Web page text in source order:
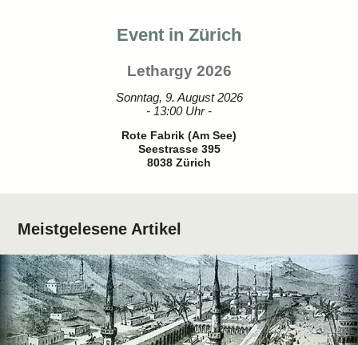
Event in Zürich
Lethargy 2026
Sonntag, 9. August 2026
- 13:00 Uhr -
Rote Fabrik (Am See)
Seestrasse 395
8038 Zürich
Meistgelesene Artikel